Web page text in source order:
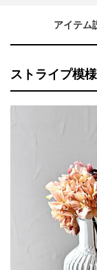
アイテム
ストライプ模